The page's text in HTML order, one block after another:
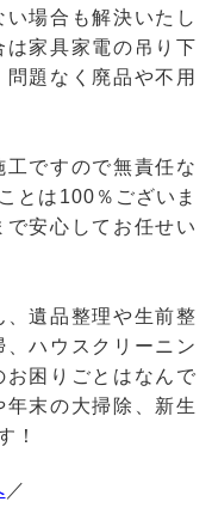
場合も解決いたし
は家具家電の吊り下
題なく廃品や不用
ですので無責任な
とは100％ございま
安心してお任せい
遺品整理や生前整
ハウスクリーニン
困りごとはなんで
末の大掃除、新生
！
／